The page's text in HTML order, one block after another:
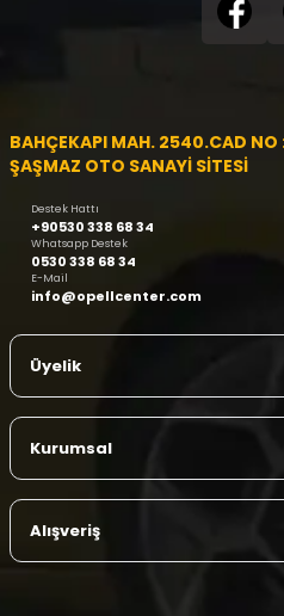
BAHÇEKAPI MAH. 2540.CAD NO
ŞAŞMAZ OTO SANAYİ SİTESİ
Destek Hattı
+90530 338 68 34
Whatsapp Destek
0530 338 68 34
E-Mail
info@opellcenter.com
Üyelik
Kurumsal
Alışveriş